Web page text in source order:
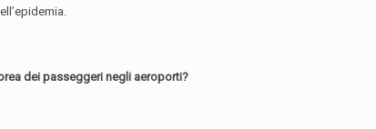
dei passeggeri negli aeroporti?